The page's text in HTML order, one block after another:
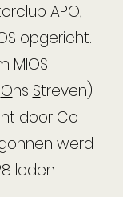
APO,
opgericht.
MIOS
Ons Streven)
door Co
werd
leden.